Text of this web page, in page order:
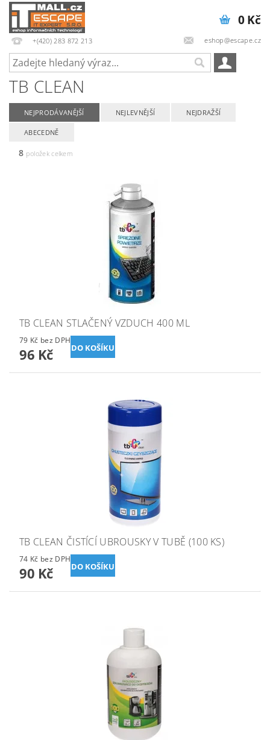
+(420) 283 872 213 eshop@escape.cz
0 Kč
TB CLEAN
NEJPRODÁVANĚJŠÍ NEJLEVNĚJŠÍ NEJDRAŽŠÍ
ABECEDNĚ
8 položek celkem
TB CLEAN STLAČENÝ VZDUCH 400 ML
79 Kč bez DPH
96 Kč
TB CLEAN ČISTÍCÍ UBROUSKY V TUBĚ (100 KS)
74 Kč bez DPH
90 Kč